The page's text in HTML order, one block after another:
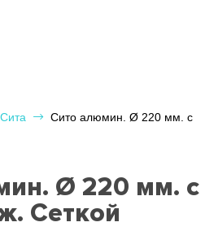
Сита
Сито алюмин. Ø 220 мм. с
Ø 220 мм. с
Сеткой